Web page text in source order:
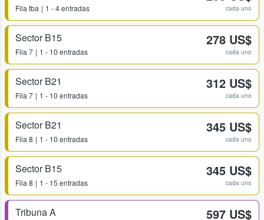
Fila tba 1 - 4 entradas cada uno
Sector B15
Fila 7 1 - 10 entradas
278 US$
cada uno
Sector B21
Fila 7 1 - 10 entradas
312 US$
cada uno
Sector B21
Fila 8 1 - 10 entradas
345 US$
cada uno
Sector B15
Fila 8 1 - 15 entradas
345 US$
cada uno
Tribuna A 597 US$